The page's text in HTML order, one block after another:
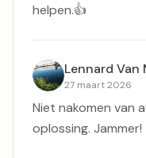
helpen.👍
Lennard Van
27 maart 2026
Niet nakomen van
oplossing. Jammer!